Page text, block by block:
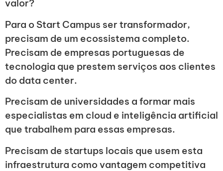
valor?
Para o Start Campus ser transformador,
precisam de um ecossistema completo.
Precisam de empresas portuguesas de
tecnologia que prestem serviços aos clientes
do data center.
Precisam de universidades a formar mais
especialistas em cloud e inteligência artificial
que trabalhem para essas empresas.
Precisam de startups locais que usem esta
infraestrutura como vantagem competitiva